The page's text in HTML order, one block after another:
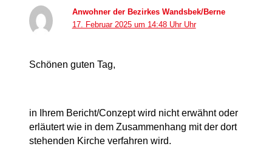
Anwohner der Bezirkes Wandsbek/Berne
17. Februar 2025 um 14:48 Uhr Uhr
Schönen guten Tag,
in Ihrem Bericht/Conzept wird nicht erwähnt oder
erläutert wie in dem Zusammenhang mit der dort
stehenden Kirche verfahren wird.